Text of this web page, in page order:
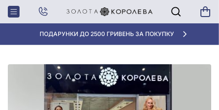
ПОДАРУНКИ ДО 2500 ГРИВЕНЬ ЗА ПОКУПКУ
Головна Магазини ТРЦ Ocean Plaza, Київ
КИЇВ, ТРЦ OCEAN PLAZA